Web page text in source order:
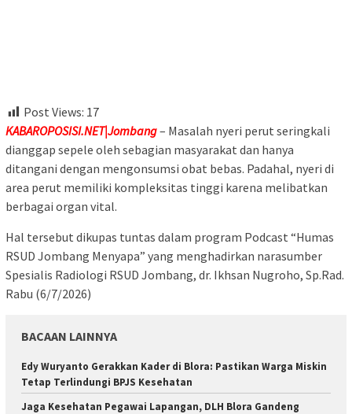
Post Views: 17
KABAROPOSISI.NET|Jombang– Masalah nyeri perut seringkali
dianggap sepele oleh sebagian masyarakat dan hanya
ditangani dengan mengonsumsi obat bebas. Padahal, nyeri di
area perut memiliki kompleksitas tinggi karena melibatkan
berbagai organ vital.
Hal tersebut dikupas tuntas dalam program Podcast “Humas
RSUD Jombang Menyapa” yang menghadirkan narasumber
Spesialis Radiologi RSUD Jombang, dr. Ikhsan Nugroho, Sp.Rad.
Rabu (6/7/2026)
BACAAN LAINNYA
Edy Wuryanto Gerakkan Kader di Blora: Pastikan Warga Miskin
Tetap Terlindungi BPJS Kesehatan
Jaga Kesehatan Pegawai Lapangan, DLH Blora Gandeng